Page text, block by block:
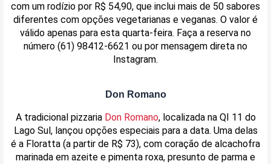
com um rodízio por R$ 54,90, que inclui mais de 50 sabores
diferentes com opções vegetarianas e veganas. O valor é
válido apenas para esta quarta-feira. Faça a reserva no
número (61) 98412-6621 ou por mensagem direta no
Instagram.
Don Romano
A tradicional pizzaria Don Romano, localizada na QI 11 do
Lago Sul, lançou opções especiais para a data. Uma delas
é a Floratta (a partir de R$ 73), com coração de alcachofra
marinada em azeite e pimenta roxa, presunto de parma e